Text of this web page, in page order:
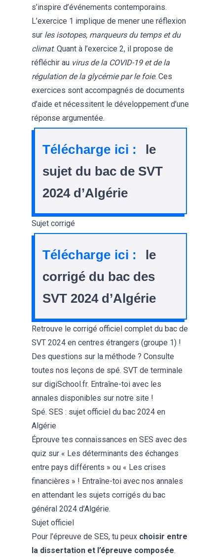
s’inspire d’événements contemporains.
L’exercice 1 implique de mener une réflexion
sur les isotopes, marqueurs du temps et du
climat. Quant à l’exercice 2, il propose de
réfléchir au virus de la COVID-19 et de la
régulation de la glycémie par le foie. Ces
exercices sont accompagnés de documents
d’aide et nécessitent le développement d’une
réponse argumentée.
Télécharge ici :
le
sujet du bac de SVT
2024 d’Algérie
Sujet corrigé
Télécharge ici :
le
corrigé du bac des
SVT 2024 d’Algérie
Retrouve le corrigé officiel complet du bac de
SVT 2024 en centres étrangers (groupe 1) !
Des questions sur la méthode ? Consulte
toutes nos leçons de spé. SVT de terminale
sur digiSchool.fr. Entraîne-toi avec les
annales disponibles sur notre site !
Spé. SES : sujet officiel du bac 2024 en
Algérie
Éprouve tes connaissances en SES avec des
quiz sur « Les déterminants des échanges
entre pays différents » ou « Les crises
financières » ! Entraîne-toi avec nos annales
en attendant les sujets corrigés du bac
général 2024 d’Algérie.
Sujet officiel
Pour l’épreuve de SES, tu peux choisir entre
la dissertation et l’épreuve composée.